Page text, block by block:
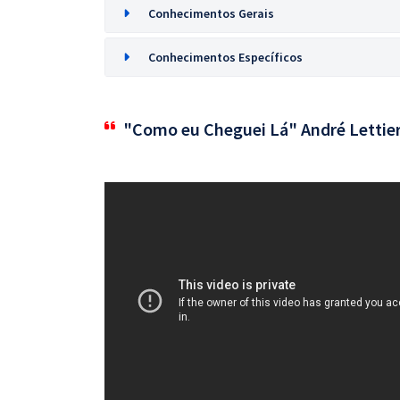
Conhecimentos Gerais
Conhecimentos Específicos
"Como eu Cheguei Lá" André